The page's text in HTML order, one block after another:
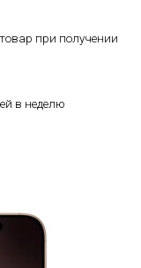
при получении
в неделю